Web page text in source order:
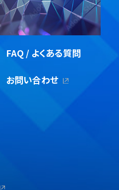
FAQ / よくある質問
お問い合わせ